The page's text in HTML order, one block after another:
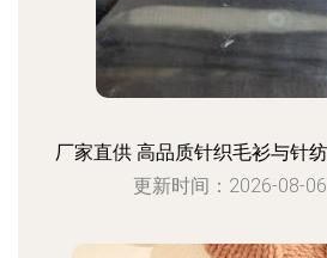
厂家直供 高品质针织毛衫与针
更新时间：2026-08-